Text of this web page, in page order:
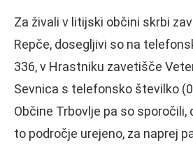
Za živali v litijski občini skrbi
Repče, dosegljivi so na
336, v Hrastniku zavetišče
Sevnica s telefonsko številko
Občine Trbovlje pa so
to področje urejeno, za naprej